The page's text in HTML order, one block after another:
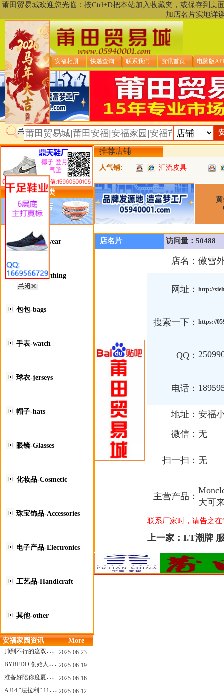
莆田贸易城欢迎您光临：按Ctrl+D把本站加入收藏夹，或保存到
加店名片实地详
贸易城首页 安福相册 快递查询 联系我们 资讯首页 电脑版
类目详细分类
鞋类-Footwear
服装类-Clothing
包包-bags
手表-watch
球衣-jerseys
帽子-hats
眼镜-Glasses
化妆品-Cosmetic
珠宝饰品-Accessories
电子产品-Electronics
工艺品-Handicraft
其他-other
安福家园资讯 More
帅到不行的这双跑鞋，其实藏着Nike第一位签约跑者的故事
2025-06-23
BYREDO 创始人离任，也带走了那份灵魂感
2025-06-19
准备好陪你度夏，nanamica x Suicoke 新联名来了
2025-06-16
AJ14 “法拉利” 11年后回归，红色超跑气场全开
2025-06-12
推荐店铺
人气铺: 汇流皮具
店名片 访问量：50488
店名： 傲雪
网址： http://
搜索一下： https://
QQ：
电话：
地址： 安福
微信： 无
扫一扫： 无
主营产品：
大可
联系厂家时，请告之
上一家： I.T潮牌